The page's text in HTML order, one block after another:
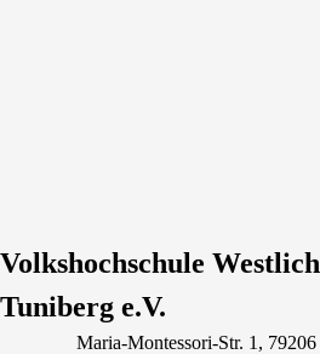
Volkshochschule
Tuniberg e.V.
Maria-Montessori-Str. 1 , 79206